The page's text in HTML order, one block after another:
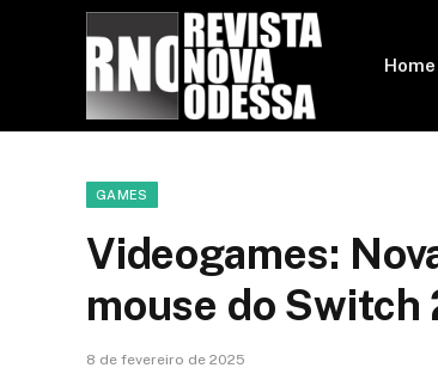
Home
GAMES
Videogames:
mouse do Switch
8 de fevereiro de 2025